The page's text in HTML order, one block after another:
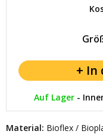
Auf Lager-
Material: Bioflex /